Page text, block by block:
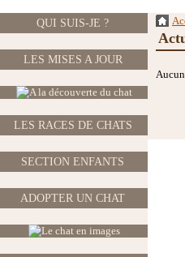
QUI SUIS-JE ?
LES MISES A JOUR
LES RACES DE CHATS
SECTION ENFANTS
ADOPTER UN CHAT